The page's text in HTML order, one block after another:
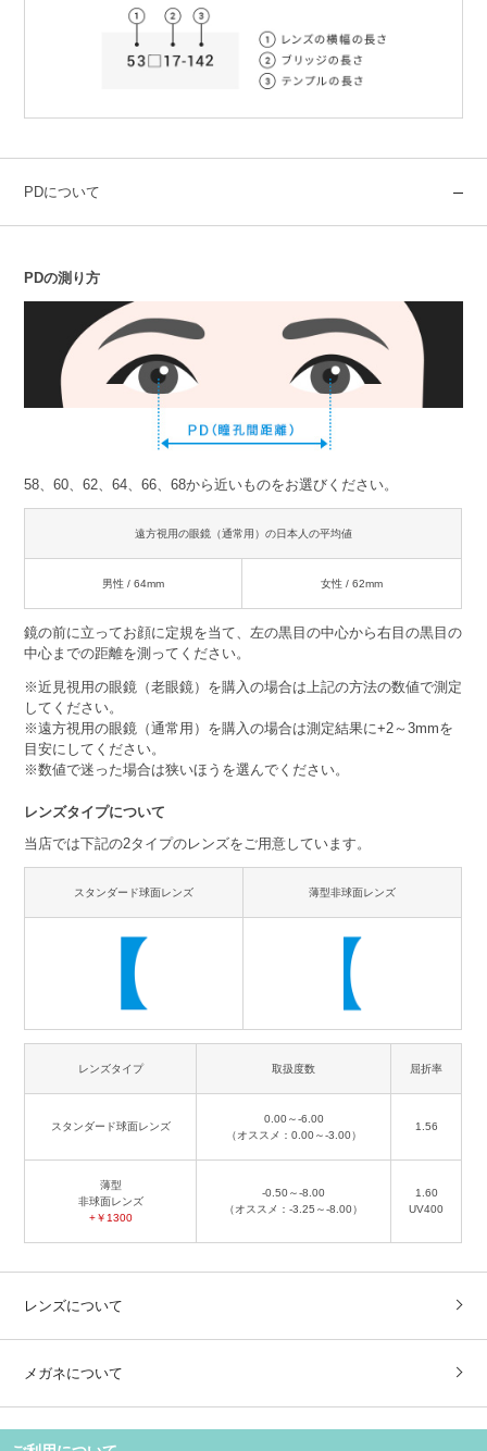
PDについて
PDの測り方
58、60、62、64、66、68から近いものをお選びください。
遠方視用の眼鏡（通常用）の日本人の平均値
男性 / 64mm 女性 / 62mm
鏡の前に立ってお顔に定規を当て、左の黒目の中心から右目の黒目の
中心までの距離を測ってください。
※近見視用の眼鏡（老眼鏡）を購入の場合は上記の方法の数値で測定
してください。
※遠方視用の眼鏡（通常用）を購入の場合は測定結果に+2～3mmを
目安にしてください。
※数値で迷った場合は狭いほうを選んでください。
レンズタイプについて
当店では下記の2タイプのレンズをご用意しています。
スタンダード球面レンズ 薄型非球面レンズ
レンズタイプ 取扱度数 屈折率
スタンダード球面レンズ
0.00～-6.00
（オススメ：0.00～-3.00）
1.56
薄型
非球面レンズ
+￥1300
-0.50～-8.00
（オススメ：-3.25～-8.00）
1.60
UV400
レンズについて
メガネについて